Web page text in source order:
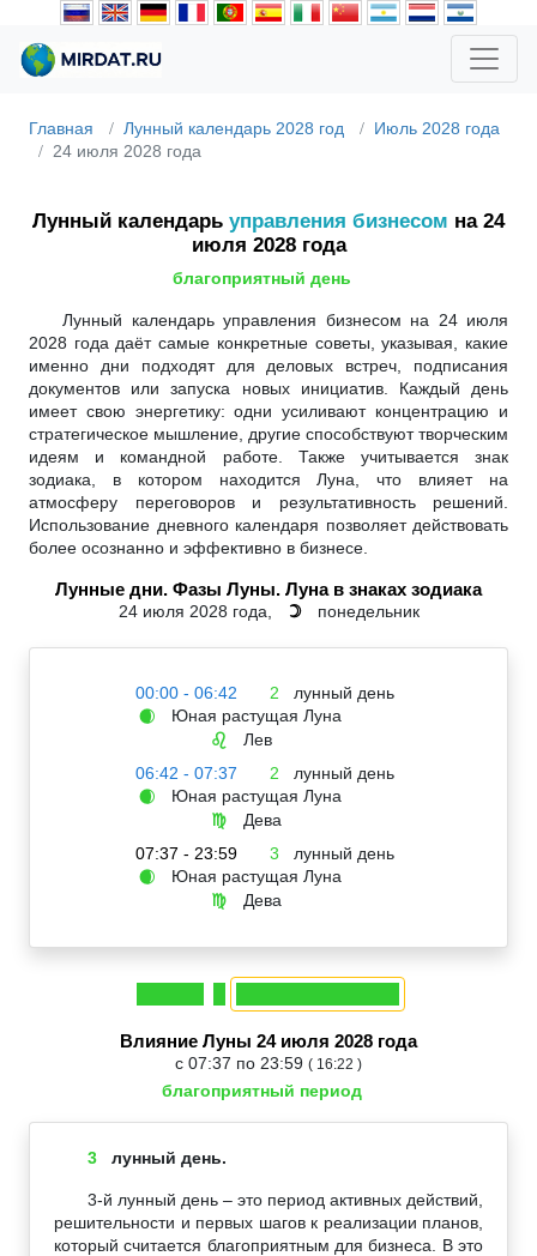
Главная Лунный календарь 2028 год
Июль 2028 года
24 июля 2028 года
Лунный календарь управления бизнесом на 24
июля 2028 года
благоприятный день
Лунный календарь управления бизнесом на 24 июля
2028 года даёт самые конкретные советы, указывая, какие
именно дни подходят для деловых встреч, подписания
документов или запуска новых инициатив. Каждый день
имеет свою энергетику: одни усиливают концентрацию и
стратегическое мышление, другие способствуют творческим
идеям и командной работе. Также учитывается знак
зодиака, в котором находится Луна, что влияет на
атмосферу переговоров и результативность решений.
Использование дневного календаря позволяет действовать
более осознанно и эффективно в бизнесе.
Лунные дни. Фазы Луны. Луна в знаках зодиака
24 июля 2028 года, ☽ понедельник
00:00 - 06:42 2 лунный день
🌒 Юная растущая Луна
♌
Лев
06:42 - 07:37
2 лунный день
🌒 Юная растущая Луна
♍
Дева
07:37 - 23:59
3 лунный день
🌒 Юная растущая Луна
♍ Дева
Влияние Луны 24 июля 2028 года
с 07:37 по 23:59 ( 16:22 )
благоприятный период
3 лунный день.
3-й лунный день – это период активных действий,
решительности и первых шагов к реализации планов,
который считается благоприятным для бизнеса. В это